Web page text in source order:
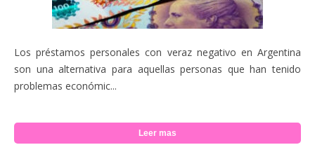
Los préstamos personales con veraz negativo en Argentina
son una alternativa para aquellas personas que han tenido
problemas económic...
Leer mas